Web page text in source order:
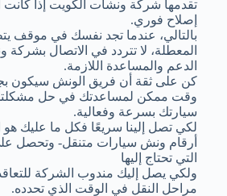
تقدمها شركة ونشات الكويت إذا كانت
إصلاح فوري.
بالتالي، عندما تجد نفسك في موقف
المعطلة، لا تتردد في الاتصال
الدعم والمساعدة اللازمة.
كن على ثقة أن فريق الونش سيكون
وقت ممكن لمساعدتك في حل
سيارتك بسرعة وفعالية.
لكي تصل إلينا سريعًا فكل ما عليك هو
أرقام ونش سيارات متنقل- وتحصل
التي تحتاج إليها
ولكي يصل إليك مندوب الشركة
مراحل النقل في الوقت الذي تحدده.